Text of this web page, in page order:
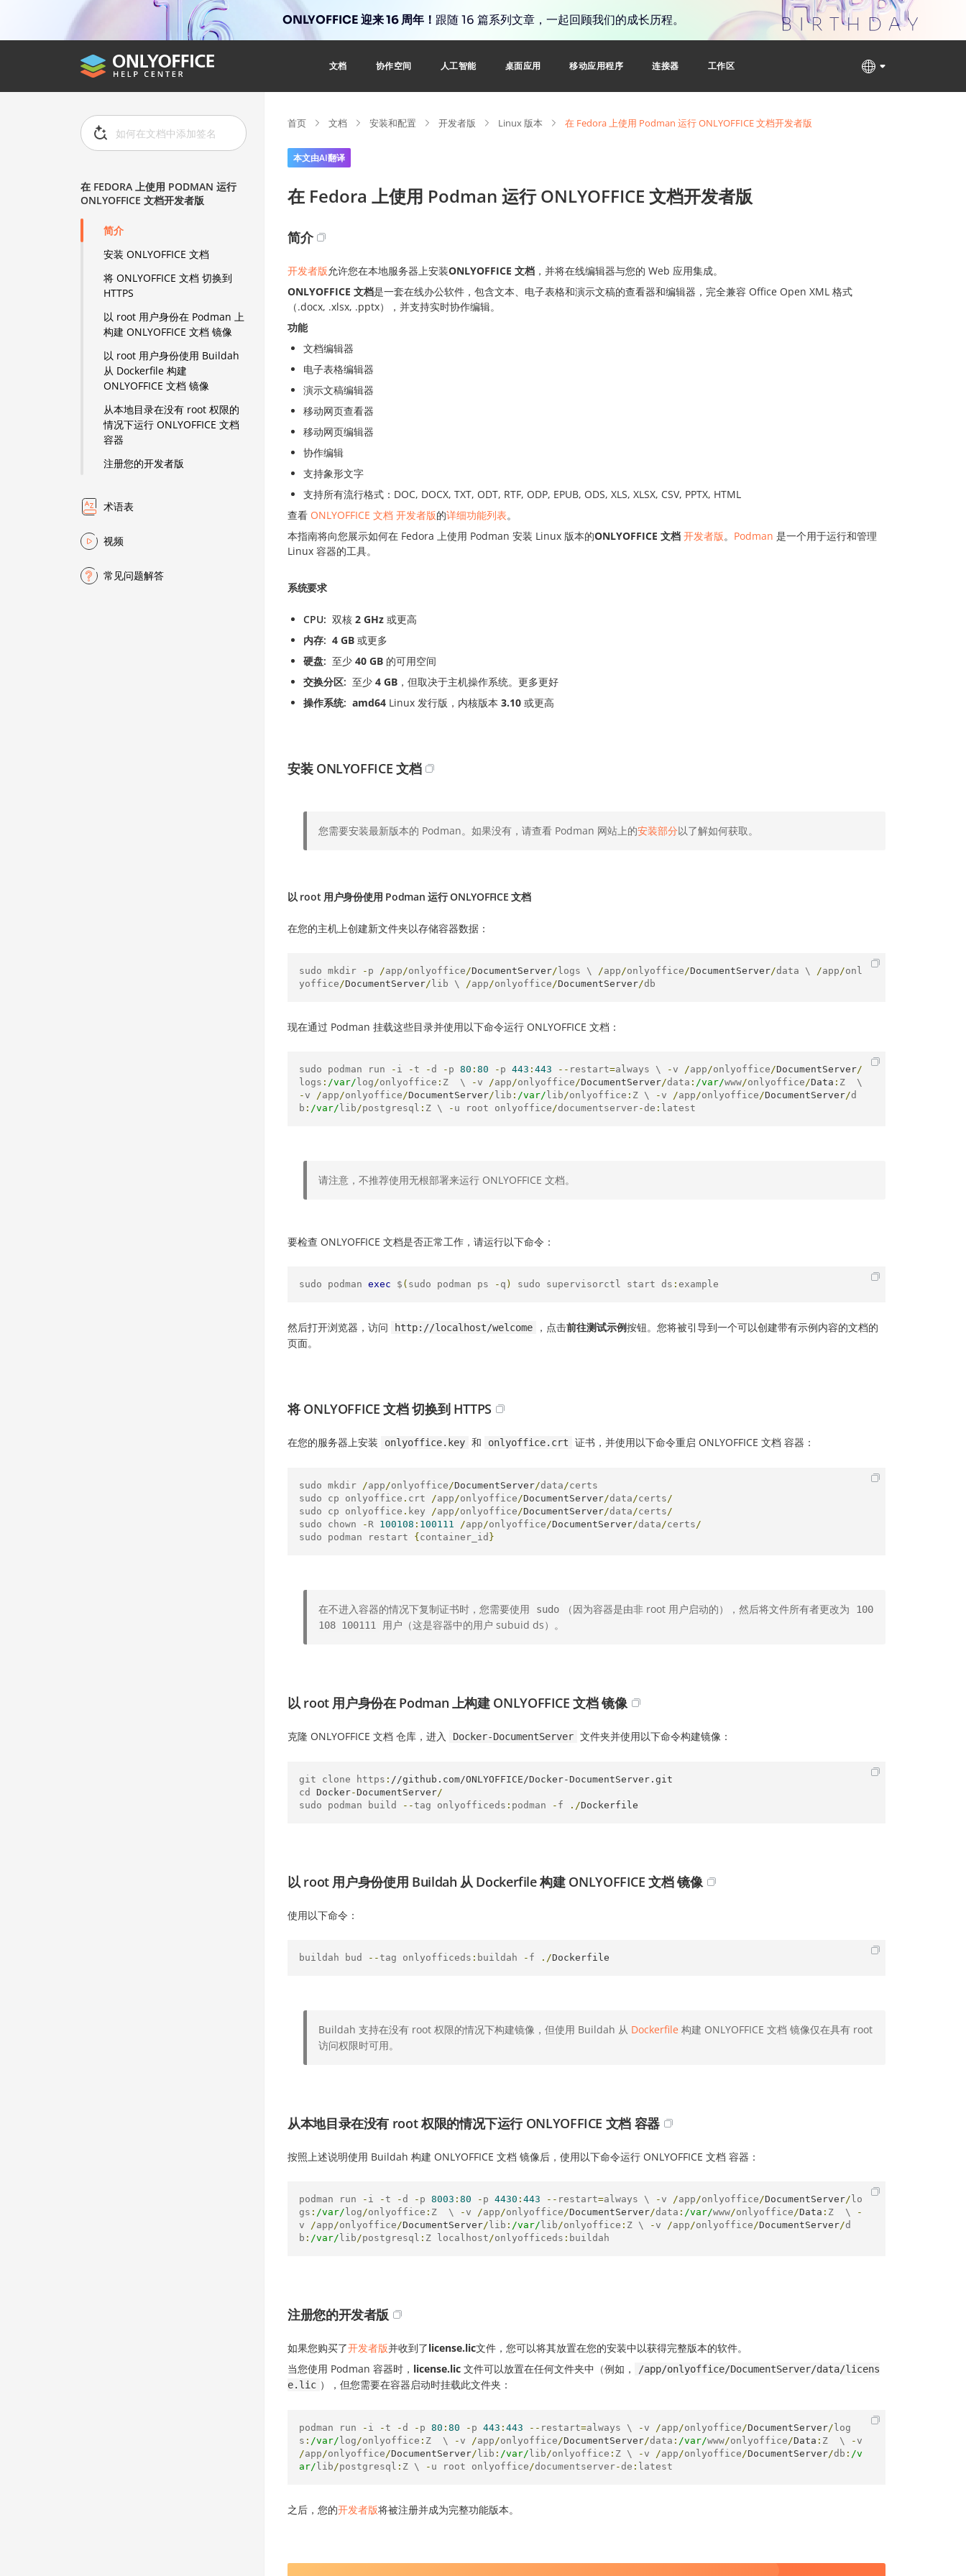
ONLYOFFICE 迎来 16 周年！ 跟随 16 篇系列文章，一起回顾我们的成长历程。
文档 协作空间 人工智能 桌面应用 移动应用程序 连接器 工作区
在 FEDORA 上使用 PODMAN 运行
ONLYOFFICE 文档开发者版
简介
安装 ONLYOFFICE 文档
将 ONLYOFFICE 文档 切换到
HTTPS
以 root 用户身份在 Podman 上
构建 ONLYOFFICE 文档 镜像
以 root 用户身份使用 Buildah
从 Dockerfile 构建
ONLYOFFICE 文档 镜像
从本地目录在没有 root 权限的
情况下运行 ONLYOFFICE 文档
容器
注册您的开发者版
术语表
视频
常见问题解答
首页 文档 安装和配置 开发者版 Linux 版本 在 Fedora 上使用 Podman 运行 ONLYOFFICE 文档开发者版
本文由AI翻译
在 Fedora 上使用 Podman 运行 ONLYOFFICE 文档开发者版
简介
开发者版允许您在本地服务器上安装ONLYOFFICE 文档 ，并将在线编辑器与您的 Web 应用集成。
ONLYOFFICE 文档是一套在线办公软件，包含文本、电子表格和演示文稿的查看器和编辑器，完全兼容 Office Open XML 格式
（.docx, .xlsx, .pptx），并支持实时协作编辑。
功能
文档编辑器
电子表格编辑器
演示文稿编辑器
移动网页查看器
移动网页编辑器
协作编辑
支持象形文字
支持所有流行格式：DOC, DOCX, TXT, ODT, RTF, ODP, EPUB, ODS, XLS, XLSX, CSV, PPTX, HTML
查看 ONLYOFFICE 文档 开发者版的详细功能列表。
本指南将向您展示如何在 Fedora 上使用 Podman 安装 Linux 版本的ONLYOFFICE 文档 开发者版。 Podman 是一个用于运行和管理
Linux 容器的工具。
系统要求
CPU 双核 2 GHz 或更高
内存
4 GB 或更多
硬盘
至少 40 GB 的可用空间
交换分区
至少 4 GB ，但取决于主机操作系统。更多更好
操作系统
amd64 Linux 发行版，内核版本 3.10 或更高
安装 ONLYOFFICE 文档
您需要安装最新版本的 Podman。如果没有，请查看 Podman 网站上的安装部分以了解如何获取。
以 root 用户身份使用 Podman 运行 ONLYOFFICE 文档
在您的主机上创建新文件夹以存储容器数据：
sudo mkdir - p /app/onlyoffice/DocumentServer/ logs \ /app/onlyoffice/DocumentServer/data \ /app/onl
yoffice/DocumentServer/ lib \ /app/onlyoffice/DocumentServer/db
现在通过 Podman 挂载这些目录并使用以下命令运行 ONLYOFFICE 文档：
sudo podman run - i -t -d - p 80 : 80 - p 443 : 443 -- restart=always \ -v /app/onlyoffice/DocumentServer/
logs : /var/ log/onlyoffice : Z  \ -v /app/onlyoffice/DocumentServer/data : /var/www/onlyoffice/Data :
-v /app/onlyoffice/DocumentServer/ lib : /var/ lib/onlyoffice : Z \ -v /app/onlyoffice/DocumentServer/d
b : /var/ lib/postgresql : Z \ - u root onlyoffice/documentserver-de : latest
请注意，不推荐使用无根部署来运行 ONLYOFFICE 文档。
要检查 ONLYOFFICE 文档是否正常工作，请运行以下命令：
sudo podman exec $ ( sudo podman ps - q ) sudo supervisorctl start ds : example
然后打开浏览器，访问 http://localhost/welcome ，点击前往测试示例按钮。您将被引导到一个可以创建带有示例内容的文档的
页面。
将 ONLYOFFICE 文档 切换到 HTTPS
在您的服务器上安装 onlyoffice.key 和 onlyoffice.crt 证书，并使用以下命令重启 ONLYOFFICE 文档 容器：
sudo mkdir /app/onlyoffice/DocumentServer/data/certs
sudo cp onlyoffice . crt /app/onlyoffice/DocumentServer/data/certs/
sudo cp onlyoffice . key /app/onlyoffice/DocumentServer/data/certs/
sudo chown
- R 100108 : 100111 /app/onlyoffice/DocumentServer/data/certs/
sudo podman restart { container_id }
在不进入容器的情况下复制证书时，您需要使用 sudo （因为容器是由非 root 用户启动的），然后将文件所有者更改为
100
108 100111
用户（这是容器中的用户 subuid ds）。
以 root 用户身份在 Podman 上构建 ONLYOFFICE 文档 镜像
克隆 ONLYOFFICE 文档 仓库，进入 Docker-DocumentServer 文件夹并使用以下命令构建镜像：
git clone https : //github.com/ONLYOFFICE/Docker-DocumentServer.git
cd Docker-DocumentServer/
sudo podman build
--tag onlyofficeds : podman - f ./Dockerfile
以 root 用户身份使用 Buildah 从 Dockerfile 构建 ONLYOFFICE 文档 镜像
使用以下命令：
buildah bud --tag onlyofficeds : buildah - f ./Dockerfile
Buildah 支持在没有 root 权限的情况下构建镜像，但使用 Buildah 从 Dockerfile 构建 ONLYOFFICE 文档 镜像仅在具有 root
访问权限时可用。
从本地目录在没有 root 权限的情况下运行 ONLYOFFICE 文档 容器
按照上述说明使用 Buildah 构建 ONLYOFFICE 文档 镜像后，使用以下命令运行 ONLYOFFICE 文档 容器：
podman run - i -t -d - p 8003 : 80 - p 4430 : 443 -- restart=always \ -v /app/onlyoffice/DocumentServer/ lo
gs : /var/ log/onlyoffice : Z  \ -v /app/onlyoffice/DocumentServer/data : /var/www/onlyoffice/Data : Z  \
-
v /app/onlyoffice/DocumentServer/ lib : /var/ lib/onlyoffice : Z \ -v /app/onlyoffice/DocumentServer/d
b : /var/ lib/postgresql : Z localhost/onlyofficeds : buildah
注册您的开发者版
如果您购买了开发者版并收到了license.lic文件，您可以将其放置在您的安装中以获得完整版本的软件。
当您使用 Podman 容器时， license.lic 文件可以放置在任何文件夹中（例如，
/app/onlyoffice/DocumentServer/data/licens
e.lic ），但您需要在容器启动时挂载此文件夹：
podman run - i -t -d - p 80 : 80 - p 443 : 443 -- restart=always \ -v /app/onlyoffice/DocumentServer/ log
s : /var/ log/onlyoffice : Z  \ -v /app/onlyoffice/DocumentServer/data : /var/www/onlyoffice/Data : Z  \ -
/app/onlyoffice/DocumentServer/ lib : /var/ lib/onlyoffice : Z \ -v /app/onlyoffice/DocumentServer/db : /v
ar/ lib/postgresql : Z \ - u root onlyoffice/documentserver-de : latest
之后，您的开发者版将被注册并成为完整功能版本。